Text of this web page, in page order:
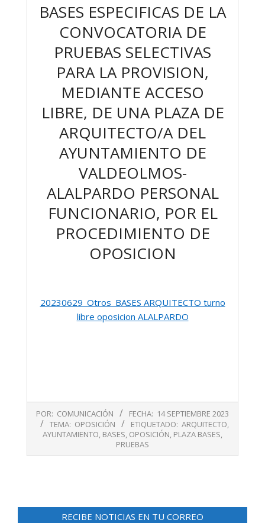
BASES ESPECIFICAS DE LA
CONVOCATORIA DE
PRUEBAS SELECTIVAS
PARA LA PROVISION,
MEDIANTE ACCESO
LIBRE, DE UNA PLAZA DE
ARQUITECTO/A DEL
AYUNTAMIENTO DE
VALDEOLMOS-
ALALPARDO PERSONAL
FUNCIONARIO, POR EL
PROCEDIMIENTO DE
OPOSICION
20230629_Otros_BASES ARQUITECTO turno
libre oposicion ALALPARDO
09-
POR: COMUNICACIÓN FECHA: 14 SEPTIEMBRE 2023
TEMA: OPOSICIÓN ETIQUETADO: ARQUITECTO,
AYUNTAMIENTO, BASES, OPOSICIÓN, PLAZA BASES,
PRUEBAS
RECIBE NOTICIAS EN TU CORREO